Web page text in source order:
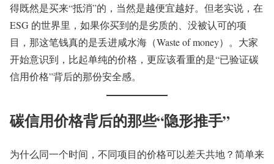
得既然是买来“抵消”的，当然是越便宜越好。但老实说，在
ESG 的世界里，如果你买到的是劣质的、没被认可的项
目，那这笔钱真的是丢进咸水海（Waste of money）。大家
开始意识到，比起单纯的价格，更应该看重的是“已验证碳
信用价格”背后的那份安全感。
碳信用价格背后的那些“隐形推手”
为什么同一个时间，不同项目的价格可以差天共地？简单来